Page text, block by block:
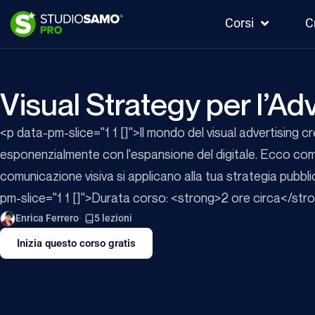
Corsi
Visual Strategy per
<p data-pm-slice="1 1 []">Il mondo del visual advertising
esponenzialmente con l'espansione del digitale. Ecco
comunicazione visiva si applicano alla tua strategia
pm-slice="1 1 []">Durata corso: <strong>2 ore circa</
Enrica Ferrero 5 lezioni
Inizia questo corso gratis